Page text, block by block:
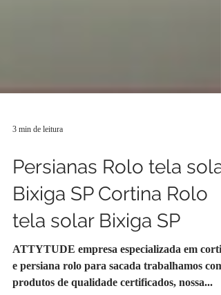
3 min de leitura
Persianas Rolo tela solar
Bixiga SP Cortina Rolo
tela solar Bixiga SP